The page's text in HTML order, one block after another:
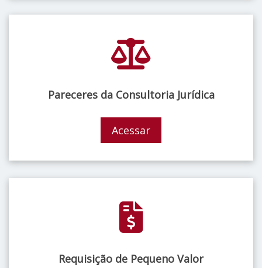
Pareceres da Consultoria Jurídica
Acessar
Requisição de Pequeno Valor